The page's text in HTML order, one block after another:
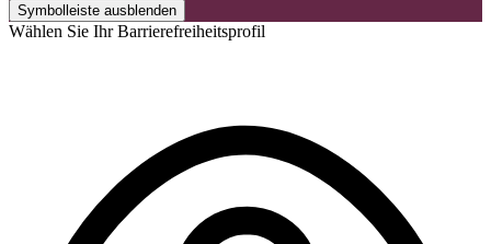
Symbolleiste ausblenden
Wählen Sie Ihr Barrierefreiheitsprofil